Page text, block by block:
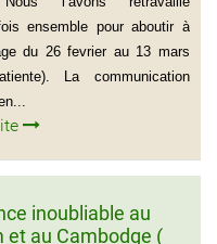
ensemble pour aboutir à
du 26 fevrier au 13 mars
La communication
inoubliable au
et au Cambodge (